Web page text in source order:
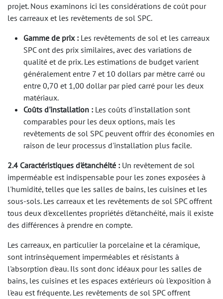
projet. Nous examinons ici les considérations de coût pour
les carreaux et les revêtements de sol SPC.
Gamme de prix : Les revêtements de sol et les carreaux
SPC ont des prix similaires, avec des variations de
qualité et de prix. Les estimations de budget varient
généralement entre 7 et 10 dollars par mètre carré ou
entre 0,70 et 1,00 dollar par pied carré pour les deux
matériaux.
Coûts d'installation : Les coûts d'installation sont
comparables pour les deux options, mais les
revêtements de sol SPC peuvent offrir des économies en
raison de leur processus d'installation plus facile.
2.4 Caractéristiques d'étanchéité : Un revêtement de sol
imperméable est indispensable pour les zones exposées à
l'humidité, telles que les salles de bains, les cuisines et les
sous-sols. Les carreaux et les revêtements de sol SPC offrent
tous deux d'excellentes propriétés d'étanchéité, mais il existe
des différences à prendre en compte.
Les carreaux, en particulier la porcelaine et la céramique,
sont intrinsèquement imperméables et résistants à
l'absorption d'eau. Ils sont donc idéaux pour les salles de
bains, les cuisines et les espaces extérieurs où l'exposition à
l'eau est fréquente. Les revêtements de sol SPC offrent